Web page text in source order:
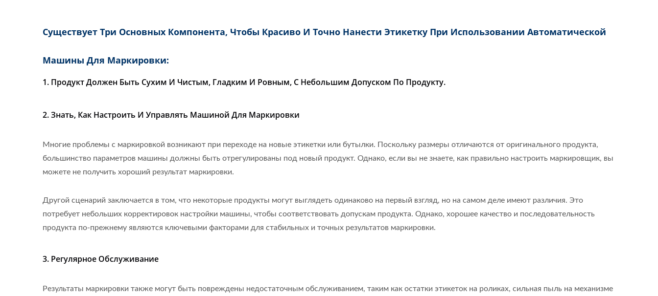
Существует Три Основных Компонента, Чтобы Красиво И Точно Нанести Этикетку При Использовании Автоматической
Машины Для Маркировки:
1. Продукт Должен Быть Сухим И Чистым, Гладким И Ровным, С Небольшим Допуском По Продукту.
2. Знать, Как Настроить И Управлять Машиной Для Маркировки
Многие проблемы с маркировкой возникают при переходе на новые этикетки или бутылки. Поскольку размеры отличаются от оригинального продукта,
большинство параметров машины должны быть отрегулированы под новый продукт. Однако, если вы не знаете, как правильно настроить маркировщик, вы
можете не получить хороший результат маркировки.
Другой сценарий заключается в том, что некоторые продукты могут выглядеть одинаково на первый взгляд, но на самом деле имеют различия. Это
потребует небольших корректировок настройки машины, чтобы соответствовать допускам продукта. Однако, хорошее качество и последовательность
продукта по-прежнему являются ключевыми факторами для стабильных и точных результатов маркировки.
3. Регулярное Обслуживание
Результаты маркировки также могут быть повреждены недостаточным обслуживанием, таким как остатки этикеток на роликах, сильная пыль на механизме